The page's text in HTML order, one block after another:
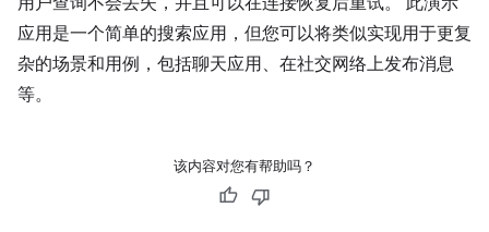
应用是一个简单的搜索应用，但您可以将类似实现用于更复
杂的场景和用例，包括聊天应用、在社交网络上发布消息
等。
该内容对您有帮助吗？